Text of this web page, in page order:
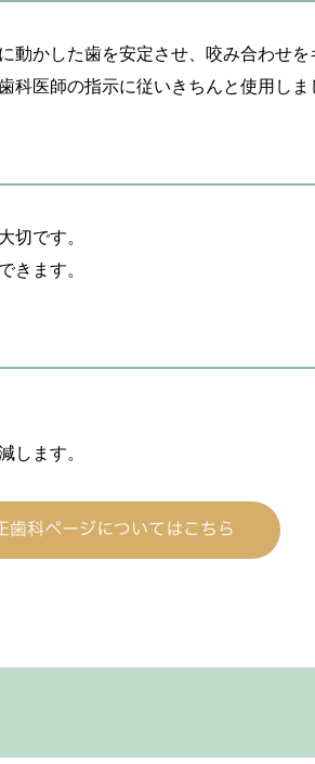
かした歯を安定させ、咬み合わせを
医師の指示に従いきちんと使用しま
です。
ます。
ます。
歯科ページについてはこちら